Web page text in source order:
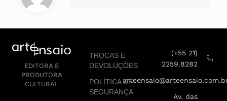
EDITORA E
PRODUTORA
CULTURAL
TROCAS E
DEVOLUÇÕES
POLÍTICA DE
SEGURANÇA
(+55 21)
2259.8282
Av. das